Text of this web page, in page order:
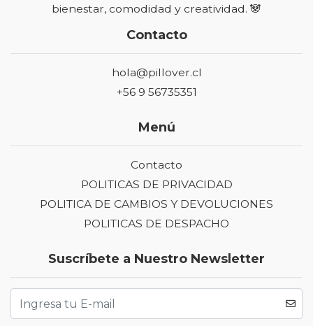
bienestar, comodidad y creatividad. 🐼
Contacto
hola@pillover.cl
+56 9 56735351
Menú
Contacto
POLITICAS DE PRIVACIDAD
POLITICA DE CAMBIOS Y DEVOLUCIONES
POLITICAS DE DESPACHO
Suscríbete a Nuestro Newsletter